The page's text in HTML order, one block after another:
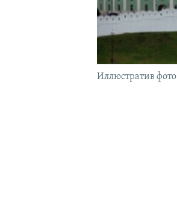
Иллюстратив фото